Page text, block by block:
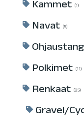
Kammet 1
Navat 5
Polkimet 11
Renkaat 85
Gravel/